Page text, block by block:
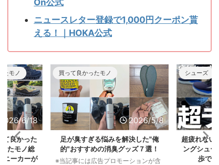
ニュースレター登録で1,000円クーポン貰
える！｜HOKA公式
たモノ
6/18
良かった
たモノ総
ニーカーが
買って良かったモノ
2026/5/8
足が臭すぎる悩みを解決した"俺
的"おすすめの消臭グッズ７選！
※当記事には広告プロモーションが含
シューズ
超疲れない
ングシュ
歩で